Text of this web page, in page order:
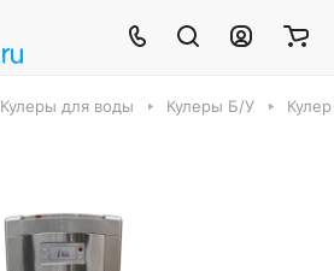
Кулеры для воды Кулеры Б/У